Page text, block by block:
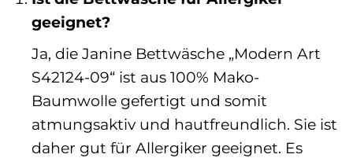
geeignet?
Ja, die Janine Bettwäsche „Modern Art
S42124-09“ ist aus 100% Mako-
Baumwolle gefertigt und somit
atmungsaktiv und hautfreundlich. Sie ist
daher gut für Allergiker geeignet. Es